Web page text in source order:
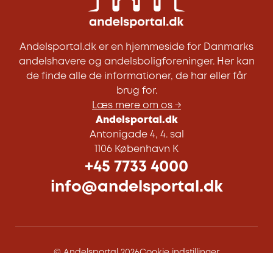
Andelsportal.dk er en hjemmeside for Danmarks
andelshavere og andelsboligforeninger. Her kan
de finde alle de informationer, de har eller får
brug for.
Læs mere om os →
Andelsportal.dk
Antonigade 4, 4. sal
1106 København K
+45 7733 4000
info@andelsportal.dk